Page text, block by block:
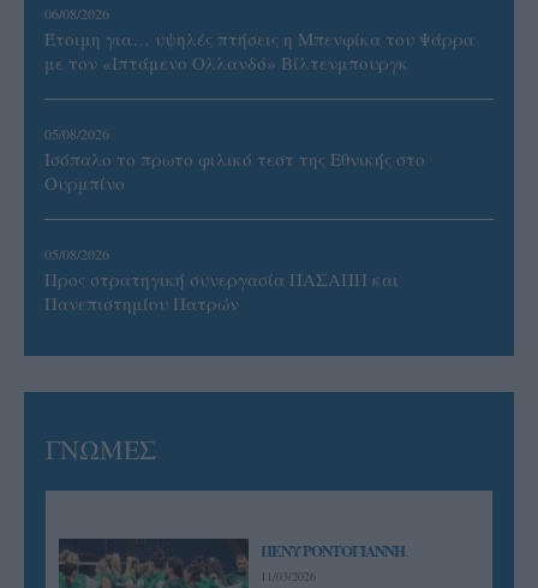
06/08/2026
Έτοιμη για… υψηλές πτήσεις η Μπενφίκα του Ψάρρα
με τον «Ιπτάμενο Ολλανδό» Βίλτενμπουργκ
05/08/2026
Ισόπαλο το πρωτο φιλικό τεστ της Εθνικής στο
Ουρμπίνο
05/08/2026
Προς στρατηγική συνεργασία ΠΑΣΑΠΠ και
Πανεπιστημίου Πατρών
ΓΝΩΜΕΣ
ΠΕΝΥ ΡΟΝΤΟΓΙΑΝΝΗ
11/03/2026